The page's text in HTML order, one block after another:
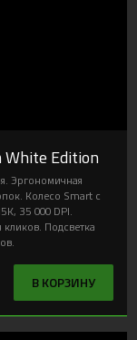
White Edition
Эргономичная
Колесо Smart с
35 000 DPI.
Подсветка
В КОРЗИНУ